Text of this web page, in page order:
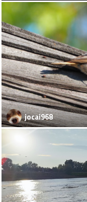
jocai968